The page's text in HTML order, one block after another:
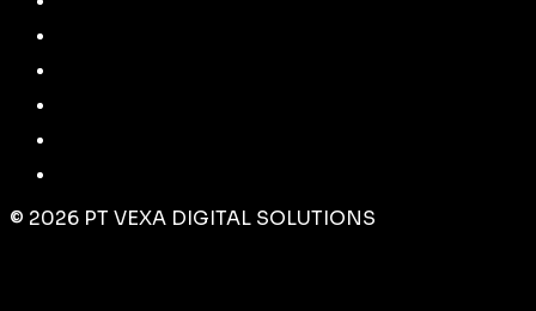
© 2026 PT VEXA DIGITAL SOLUTIONS